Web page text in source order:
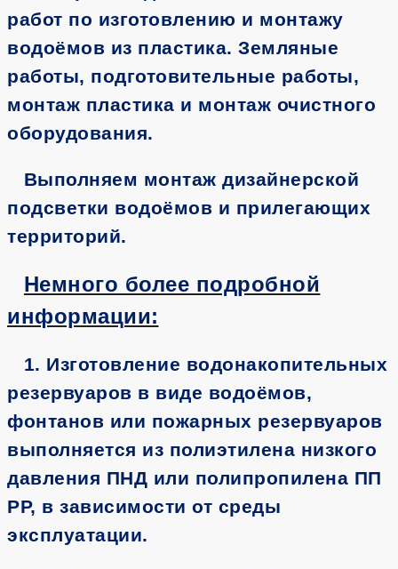
работ по изготовлению и монтажу
водоёмов из пластика. Земляные
работы, подготовительные работы,
монтаж пластика и монтаж очистного
оборудования.
Выполняем монтаж дизайнерской
подсветки водоёмов и прилегающих
территорий.
Немного более подробной
информации:
1. Изготовление водонакопительных
резервуаров в виде водоёмов,
фонтанов или пожарных резервуаров
выполняется из полиэтилена низкого
давления ПНД или полипропилена ПП
РР, в зависимости от среды
эксплуатации.